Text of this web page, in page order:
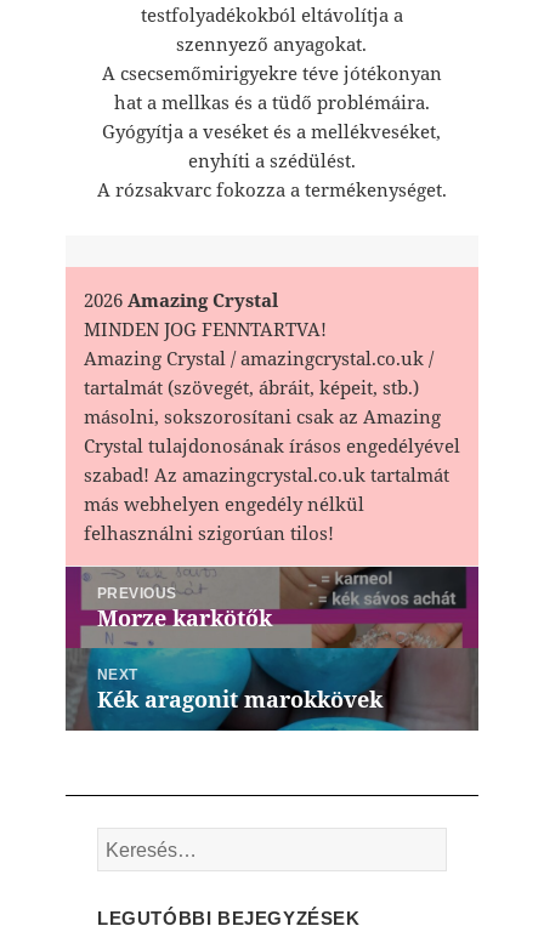
testfolyadékokból eltávolítja a
szennyező anyagokat.
A csecsemőmirigyekre téve jótékonyan
hat a mellkas és a tüdő problémáira.
Gyógyítja a veséket és a mellékveséket,
enyhíti a szédülést.
A rózsakvarc fokozza a termékenységet.
2026Amazing Crystal
MINDEN JOG FENNTARTVA!
Amazing Crystal / amazingcrystal.co.uk /
tartalmát (szövegét, ábráit, képeit, stb.)
másolni, sokszorosítani csak az Amazing
Crystal tulajdonosának írásos engedélyével
szabad! Az amazingcrystal.co.uk tartalmát
más webhelyen engedély nélkül
felhasználni szigorúan tilos!
Bejegyzés
navigáció
PREVIOUS
Previous
post:
Morze karkötők
NEXT
Next
post:
Kék aragonit marokkövek
Keresés:
LEGUTÓBBI BEJEGYZÉSEK